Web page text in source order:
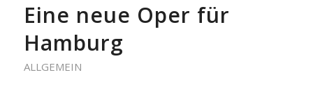
Eine neue Oper für
Hamburg
ALLGEMEIN